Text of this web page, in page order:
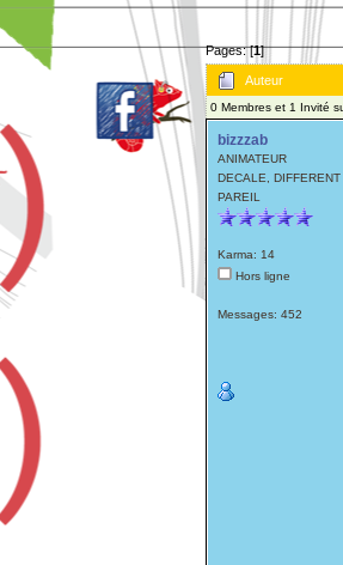
Pages: [1]
Auteur
0 Membres et 1 Invité
bizzzab
ANIMATEUR
DECALE, DIFFERENT
PAREIL
Karma: 14
Hors ligne
Messages: 452